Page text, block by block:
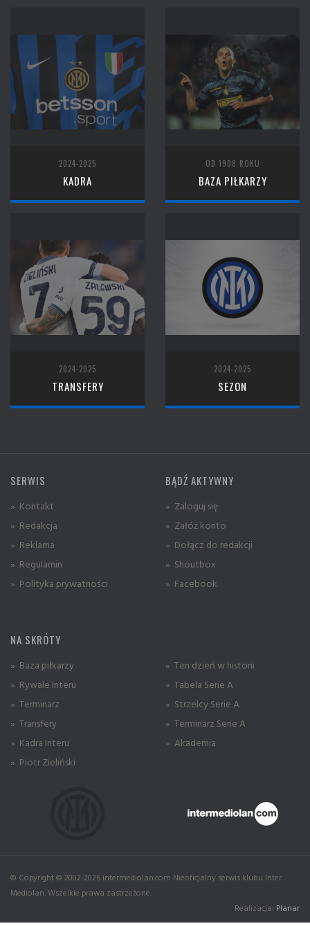
2024-2025
KADRA
OD 1908 ROKU
BAZA PIŁKARZY
2024-2025
TRANSFERY
2024-2025
SEZON
SERWIS
» Kontakt
» Redakcja
» Reklama
» Regulamin
» Polityka prywatności
BĄDŹ AKTYWNY
» Zaloguj się
» Załóż konto
» Dołącz do redakcji
» Shoutbox
» Facebook
NA SKRÓTY
» Baza piłkarzy
» Rywale Interu
» Terminarz
» Transfery
» Kadra Interu
» Piotr Zieliński
» Ten dzień w historii
» Tabela Serie A
» Strzelcy Serie A
» Terminarz Serie A
» Akademia
© Copyright © 2002-2026 intermediolan.com Nieoficjalny serwis klubu Inter
Mediolan. Wszelkie prawa zastrzeżone.
Realizacja: Planar